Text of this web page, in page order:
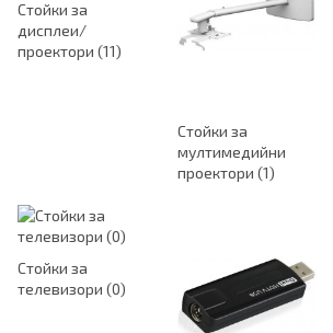
Стойки за
дисплеи/
проектори (11)
Стойки за
мултимедийни
проектори (1)
Стойки за
телевизори (0)